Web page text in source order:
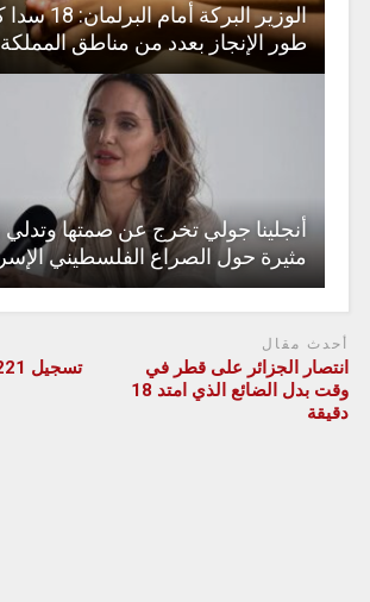
الوزير البركة
طور الإنجاز بعدد من مناطق المملكة
أنجلينا جولي تخرج عن صمتها
مثيرة حول الصراع الفلسطيني
أحدث مقال
انتصار الجزائر على قطر في
وقت بدل الضائع الذي امتد 18
دقيقة